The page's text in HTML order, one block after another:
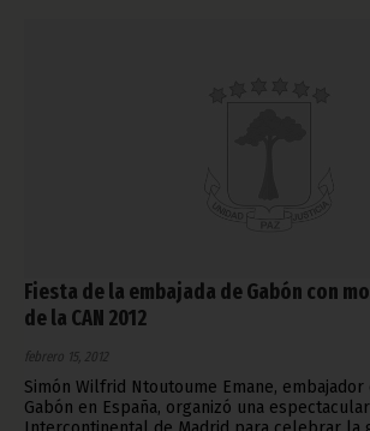
Fiesta de la embajada de Gabón con
de la CAN 2012
febrero 15, 2012
Simón Wilfrid Ntoutoume Emane,
Gabón en España, organizó una